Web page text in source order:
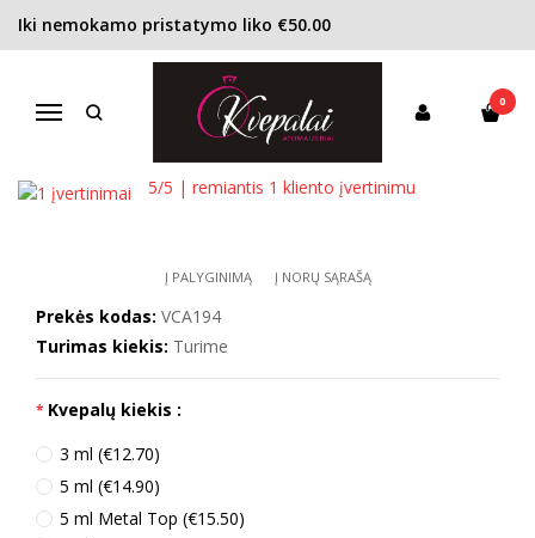
Iki nemokamo pristatymo liko €50.00
Navigacija
0
Pagrindinis KONCENTRACIJA
Kvapusis vanduo (EDP)
Van Cleef & Arpels Moonlight Patchouli EDP unisex
VAN CLEEF & ARPELS MOONLIGHT
PATCHOULI EDP UNISEX
5/5 | remiantis 1 kliento įvertinimu
Į PALYGINIMĄ Į NORŲ SĄRAŠĄ
Prekės kodas: VCA194
Turimas kiekis: Turime
Kvepalų kiekis :
3 ml (€12.70)
5 ml (€14.90)
5 ml Metal Top (€15.50)